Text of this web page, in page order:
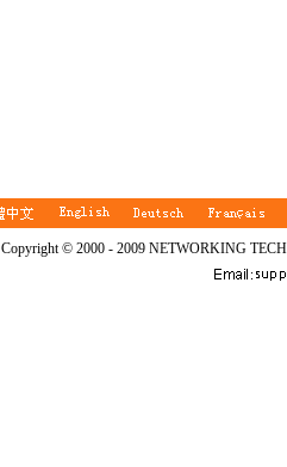
Copyright © 2000 - 2009 NETWORKING